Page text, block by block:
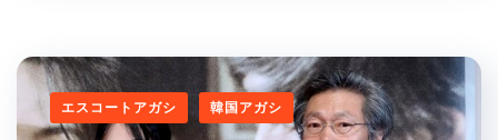
エスコートアガシ 韓国アガシ